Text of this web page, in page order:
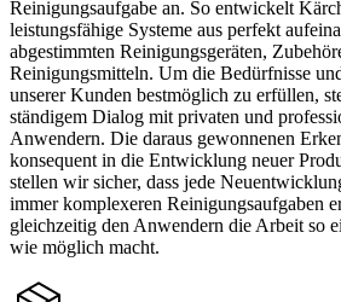
Reinigungsaufgabe an. So entwickelt
leistungsfähige Systeme aus perfekt
abgestimmten Reinigungsgeräten,
Reinigungsmitteln. Um die Bedürfnisse
unserer Kunden bestmöglich zu erfüllen,
ständigem Dialog mit privaten und
Anwendern. Die daraus gewonnenen
konsequent in die Entwicklung neuer
stellen wir sicher, dass jede
immer komplexeren Reinigungsaufgaben
gleichzeitig den Anwendern die Arbeit so
wie möglich macht.